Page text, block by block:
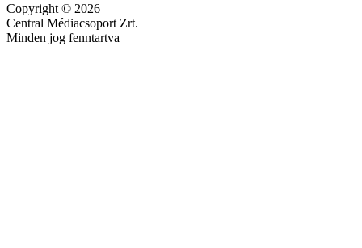
Copyright © 2026
Central Médiacsoport Zrt.
Minden jog fenntartva